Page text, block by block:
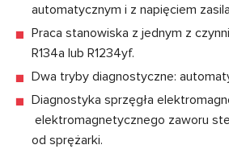
automatycznym i z napięciem
Praca stanowiska z jednym z
R134a lub R1234yf.
Dwa tryby diagnostyczne:
Diagnostyka sprzęgła
elektromagnetycznego zaworu
od sprężarki.